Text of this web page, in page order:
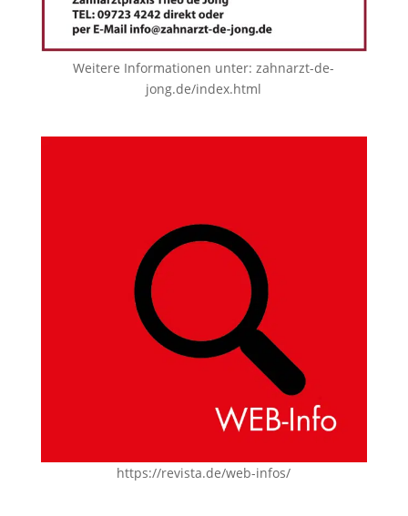
Weitere Informationen unter:zahnarzt-de-
jong.de/index.html
https://revista.de/web-infos/